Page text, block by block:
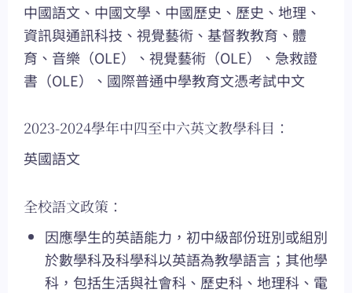
中國語文、中國文學、中國歷史、歷史、地理、
資訊與通訊科技、視覺藝術、基督教教育、體
育、音樂（OLE）、視覺藝術（OLE）、急救證
書（OLE）、國際普通中學教育文憑考試中文
2023-2024學年中四至中六英文教學科目：
英國語文
全校語文政策：
因應學生的英語能力，初中級部份班別或組別
於數學科及科學科以英語為教學語言；其他學
科，包括生活與社會科、歷史科、地理科、電